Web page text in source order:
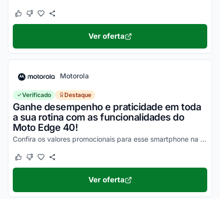
Este cupom funcionou
Este cupom não funcionou
Ver oferta
Motorola
Verificado Destaque
Ganhe desempenho e praticidade em toda
a sua rotina com as funcionalidades do
Moto Edge 40!
Confira os valores promocionais para esse smartphone na loja virtual Motorola e economize hoje mesmo!
Este cupom funcionou
Este cupom não funcionou
Ver oferta